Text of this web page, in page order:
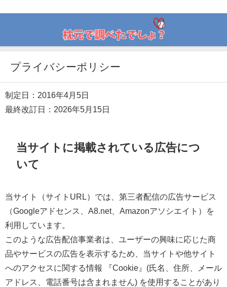
プライバシーポリシー
制定日：2016年4月5日
最終改訂日：2026年5月15日
当サイトに掲載されている広告につ
いて
当サイト（サイトURL）では、第三者配信の広告サービス
（Googleアドセンス、A8.net、Amazonアソシエイト）を
利用しています。
このような広告配信事業者は、ユーザーの興味に応じた商
品やサービスの広告を表示するため、当サイトや他サイト
へのアクセスに関する情報 『Cookie』(氏名、住所、メール
アドレス、電話番号は含まれません) を使用することがあり